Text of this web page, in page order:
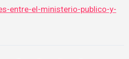
entre-el-ministerio-publico-y-